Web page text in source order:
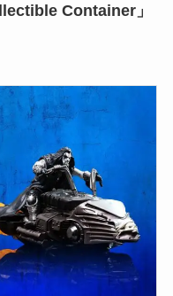
Container」